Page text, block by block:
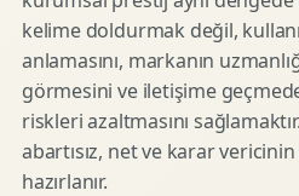
kelime doldurmak değil,
anlamasını, markanın
görmesini ve iletişime
riskleri azaltmasını
abartısız, net ve karar vericinin
hazırlanır.